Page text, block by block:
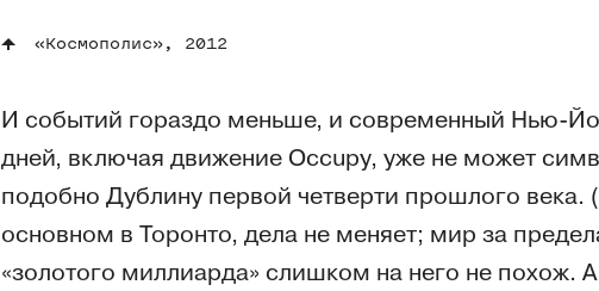
«Космополис», 2012
И событий гораздо меньше, и современный Нью-
дней, включая движение Occupy, уже не может
подобно Дублину первой четверти прошлого века.
основном в Торонто, дела не меняет; мир за
«золотого миллиарда» слишком на него не похож.